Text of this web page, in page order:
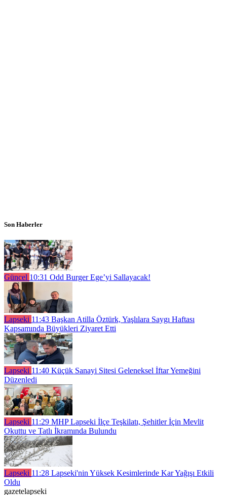
Son Haberler
Güncel 10:31 Odd Burger Ege’yi Sallayacak!
Lapseki 11:43 Başkan Atilla Öztürk, Yaşlılara Saygı Haftası
Kapsamında Büyükleri Ziyaret Etti
Lapseki 11:40 Küçük Sanayi Sitesi Geleneksel İftar Yemeğini
Düzenledi
Lapseki 11:29 MHP Lapseki İlçe Teşkilatı, Şehitler İçin Mevlit
Okuttu ve Tatlı İkramında Bulundu
Lapseki 11:28 Lapseki'nin Yüksek Kesimlerinde Kar Yağışı Etkili
Oldu
gazetelapseki